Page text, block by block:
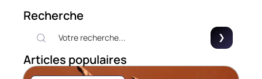
Recherche
Articles populaires